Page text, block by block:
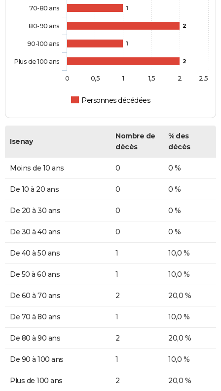
1
2
1
2
Personnes décédées
70-80 ans
80-90 ans
90-100 ans
Plus de 100 ans
0 0,5 1 1,5 2 2,5
Isenay
Nombre de
décès
% des
décès
Moins de 10 ans 0 0 %
De 10 à 20 ans 0 0 %
De 20 à 30 ans 0 0 %
De 30 à 40 ans 0 0 %
De 40 à 50 ans 1 10,0 %
De 50 à 60 ans 1 10,0 %
De 60 à 70 ans 2 20,0 %
De 70 à 80 ans 1 10,0 %
De 80 à 90 ans 2 20,0 %
De 90 à 100 ans 1 10,0 %
Plus de 100 ans 2 20,0 %